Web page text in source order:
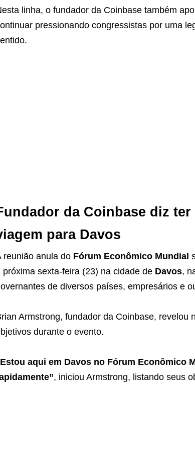
linha, o fundador da Coinbase também
pressionando congressistas por uma
da Coinbase diz
para Davos
reunião anula do Fórum Econômico Mundial
próxima sexta-feira (23) na cidade de Davos,
de diversos países, empresários e
Armstrong, fundador da Coinbase,
durante o evento.
aqui em Davos no Fórum Econômico
, iniciou Armstrong, listando seus